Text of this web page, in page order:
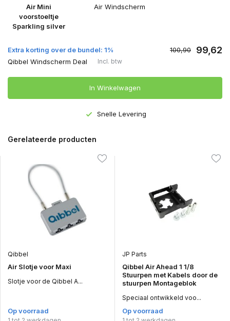
Air Mini
voorstoeltje
Sparkling silver
Air Windscherm
Extra korting over de bundel: 1% 100,90 99,62
Qibbel Windscherm Deal Incl. btw
In Winkelwagen
Snelle Levering
Gerelateerde producten
Qibbel
Air Slotje voor Maxi
Slotje voor de Qibbel A...
Op voorraad
JP Parts
Qibbel Air Ahead 1 1/8
Stuurpen met Kabels door de
stuurpen Montageblok
Speciaal ontwikkeld voo...
Op voorraad